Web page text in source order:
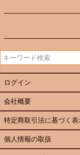
ログイン
会社概要
特定商取引法に基づく表
個人情報の取扱